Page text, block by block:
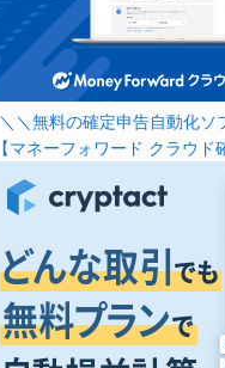
＼＼無料の確定申告自動化ソ
【マネーフォワード クラウド